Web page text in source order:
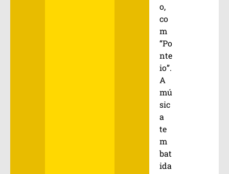
o,
co
m
“Po
nte
io”.
A
mú
sic
a
te
m
bat
ida